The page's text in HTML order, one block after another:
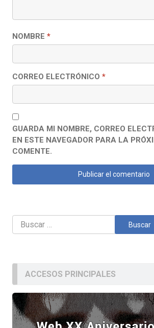
NOMBRE *
CORREO ELECTRÓNICO *
GUARDA MI NOMBRE, CORREO
EN ESTE NAVEGADOR PARA LA
COMENTE.
Buscar:
ACCESOS PRINCIPALES